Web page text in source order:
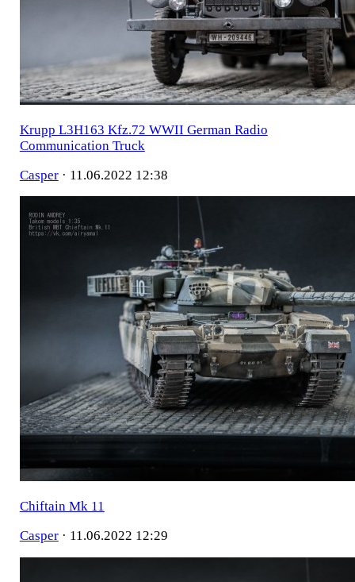
Krupp L3H163 Kfz.72 WWII German Radio
Communication Truck
Casper· 11.06.2022 12:38
Chiftain Mk 11
Casper· 11.06.2022 12:29